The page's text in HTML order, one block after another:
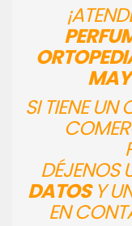
SI TIENE UN
DÉJENOS
DATOSY
EN